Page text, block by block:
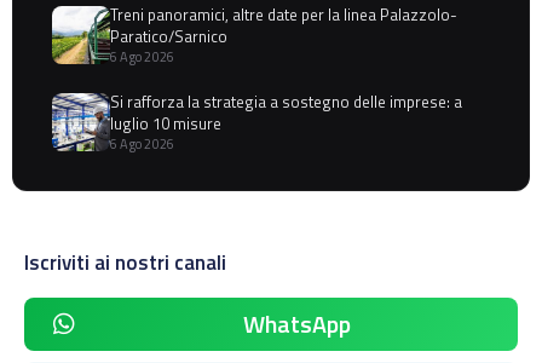
Treni panoramici, altre date per la linea Palazzolo-
Paratico/Sarnico
6 Ago 2026
Si rafforza la strategia a sostegno delle imprese: a
luglio 10 misure
6 Ago 2026
Iscriviti ai nostri canali
WhatsApp